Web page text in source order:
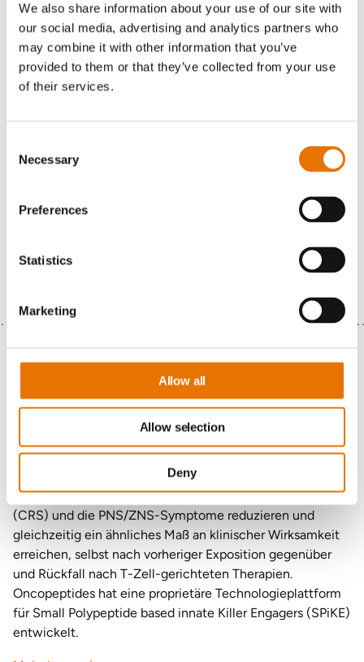
We also share information about your use of our site with
our social media, advertising and analytics partners who
may combine it with other information that you’ve
provided to them or that they’ve collected from your use
of their services.
Selection
Necessary
Preferences
Statistics
Marketing
Allow all
Allow selection
Deny
siehe den regulatorischen Status von Melflufen
OPD5
Hematologic oder solid tumors
PHASE 1
OPD5 – Nachsorge PDC
OPDC3 – PDC der nächsten Generation
Glioblastoma
Die SPiKE Technologieplattform
Diese Forschung nutzt das Immunsystem, um Krebs zu
Zellen, wie z. B. die CAR-T-Therapie oder bispezifische
Antikörper, zu den natürlichen Killerzellen oder NK-Zellen
entwickelt. Dies kann die oft dosislimitierenden
Nebenwirkungen wie das Zytokinfreisetzungssyndrom
(CRS) und die PNS/ZNS-Symptome reduzieren und
gleichzeitig ein ähnliches Maß an klinischer Wirksamkeit
erreichen, selbst nach vorheriger Exposition gegenüber
und Rückfall nach T-Zell-gerichteten Therapien.
Oncopeptides hat eine proprietäre Technologieplattform
für Small Polypeptide based innate Killer Engagers (SPiKE)
entwickelt.